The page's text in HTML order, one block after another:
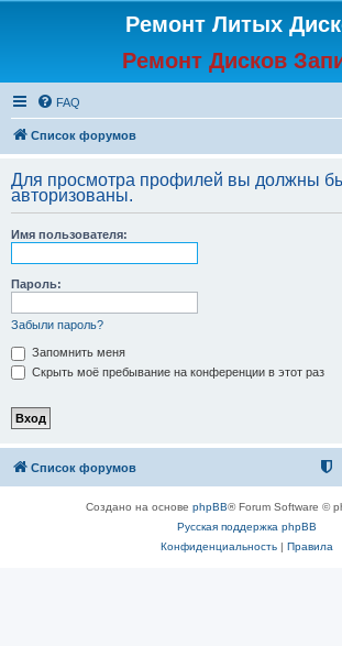
Ремонт Литых
Ремонт Дисков
FAQ
Список форумов
Для просмотра профилей вы должны
авторизованы.
Имя пользователя:
Пароль:
Забыли пароль?
Запомнить меня
Скрыть моё пребывание на конференции в этот раз
Список форумов
Создано на основе phpBB® Forum Software ©
Русская поддержка phpBB
Конфиденциальность| Правила